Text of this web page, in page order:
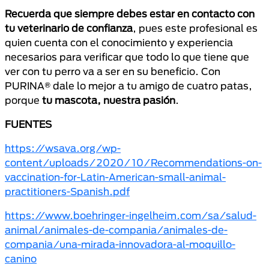
Recuerda que siempre debes estar en contacto con
tu veterinario de confianza, pues este profesional es
quien cuenta con el conocimiento y experiencia
necesarios para verificar que todo lo que tiene que
ver con tu perro va a ser en su beneficio. Con
PURINA® dale lo mejor a tu amigo de cuatro patas,
porque tu mascota, nuestra pasión.
FUENTES
https://wsava.org/wp-
content/uploads/2020/10/Recommendations-on-
vaccination-for-Latin-American-small-animal-
practitioners-Spanish.pdf
https://www.boehringer-ingelheim.com/sa/salud-
animal/animales-de-compania/animales-de-
compania/una-mirada-innovadora-al-moquillo-
canino